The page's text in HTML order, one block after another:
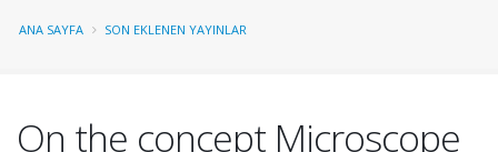
ANA SAYFA SON EKLENEN YAYINLAR
On the concept Microscope